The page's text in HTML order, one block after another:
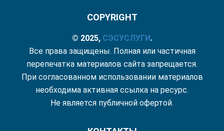
COPYRIGHT
© 2025, СЭСУСЛУГИ.
Все права защищены. Полная или частичная
перепечатка материалов сайта запрещается.
При согласованном использовании материалов
необходима активная ссылка на ресурс.
Не является публичной офертой.